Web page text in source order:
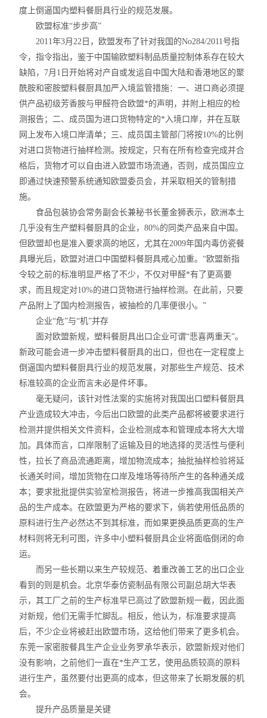
高低温循环一体机
不锈钢高压反应釜
电热套
恒温干燥箱
循环水真空泵
旋片式真空泵/油泵
智能控温仪
油、水浴锅
电动搅拌器
水热合成反应釜/消解罐
电加热板
超声波清洗器
紫外分析仪
微波化学反应器
玻璃仪器烘干器
不锈钢常压反应釜
度上倒逼国内塑料餐厨具行业的规范发展。
欧盟标准“步步高”
2011年3月22日，欧盟发布了针对我国的No284/2011号指
令，指令指出，鉴于中国输欧塑料制品质量控制体系存在较大
缺陷，7月1日开始将对产自或发运自中国大陆和香港地区的聚
酰胺和密胺塑料餐厨具加严入境监管措施：一、进口商必须提
供产品初级芳香胺与甲醛符合欧盟*的声明，并附上相应的检
测报告；二、成员国为进口货物特定的*入境口岸，并在互联
网上发布入境口岸清单；三、成员国主管部门将按10%的比例
对进口货物进行抽样检测。按规定，只有在所有检查完成并合
格后，货物才可以自由进入欧盟市场流通，否则，成员国应立
即通过快速预警系统通知欧盟委员会，并采取相关的管制措
施。
食品包装协会常务副会长兼秘书长董金狮表示，欧洲本土
几乎没有生产塑料餐厨具的企业，80%的同类产品来自中国。
但欧盟却也是准入要求高的地区，尤其在2009年国内毒仿瓷餐
具曝光后，欧盟对进口中国塑料餐厨具戒心加重。“欧盟新指
令较之前的标准明显严格了不少，不仅对甲醛*有了更高要
求，而且规定对10%的进口货物进行抽样检测。在此前，只要
产品附上了国内检测报告，被抽检的几率便很小。”
企业“危”与“机”并存
面对欧盟新规，塑料餐厨具出口企业可谓“悲喜两重天”。
新政可能会进一步冲击塑料餐厨具的出口，但也在一定程度上
倒逼国内塑料餐厨具行业的规范发展，对那些生产规范、技术
标准较高的企业而言未必是件坏事。
毫无疑问，该针对性法案的实施将对我国出口塑料餐厨具
产业造成较大冲击，今后出口欧盟的此类产品都将被要求进行
检测并提供相关文件资料，企业检测成本和管理成本将大大增
加。具体而言，口岸限制了运输及目的地选择的灵活性与便利
性，拉长了商品流通距离，增加物流成本；抽批抽样检验将延
长通关时间，增加货物在口岸及堆场等待所产生的各种通关成
本；要求批批提供实验室检测报告，将进一步推高我国相关产
品的生产成本。在欧盟更为严格的要求下，倘若使用低品质的
原料进行生产必然达不到其标准，而如果更换品质更高的生产
材料则将无利可图，许多中小塑料餐厨具企业将面临倒闭的命
运。
而另一些长期以来生产较规范、着重改善工艺的出口企业
看到的则是机会。北京华泰仿瓷制品有限公司副总胡大华表
示，其工厂之前的生产标准早已高过了欧盟新规一截，因此面
对新规，他们无需手忙脚乱。相反，他认为，标准要求提高
后，不少企业将被赶出欧盟市场，这给他们带来了更多机会。
东莞一家密胺餐具生产企业业务罗承华表示，欧盟新规对他们
没有影响，之前他们一直在*生产工艺，使用品质较高的原料
进行生产，虽然要付出更高的成本，但这带来了长期发展的机
会。
提升产品质量是关键